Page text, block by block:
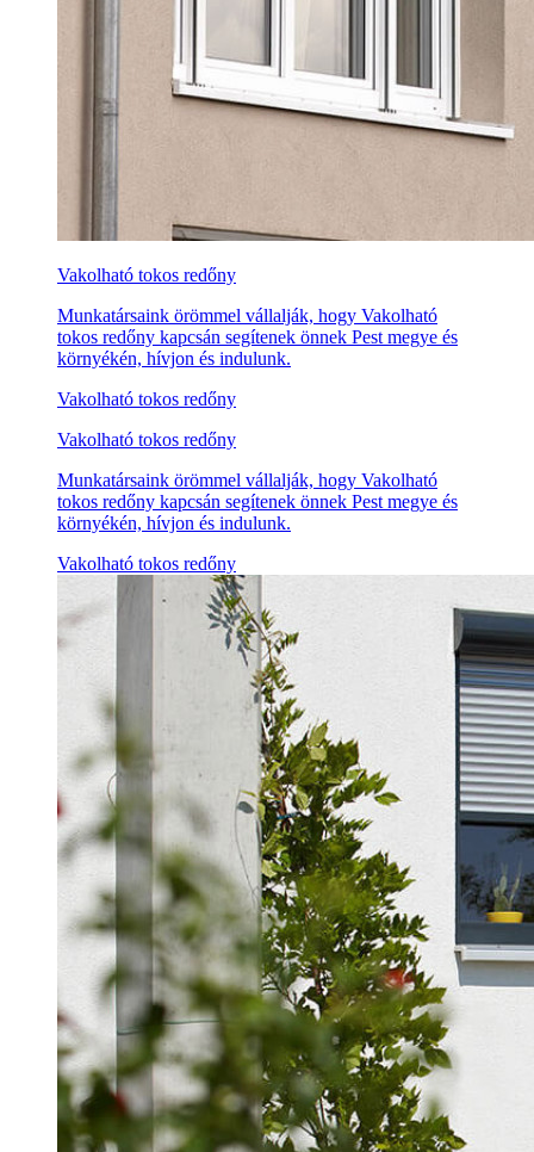
Vakolható tokos redőny
Munkatársaink örömmel vállalják, hogy Vakolható
tokos redőny kapcsán segítenek önnek Pest megye és
környékén, hívjon és indulunk.
Vakolható tokos redőny
Vakolható tokos redőny
Munkatársaink örömmel vállalják, hogy Vakolható
tokos redőny kapcsán segítenek önnek Pest megye és
környékén, hívjon és indulunk.
Vakolható tokos redőny